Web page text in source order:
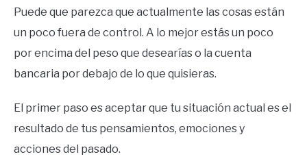
Puede que parezca que actualmente las cosas están
un poco fuera de control. A lo mejor estás un poco
por encima del peso que desearías o la cuenta
bancaria por debajo de lo que quisieras.
El primer paso es aceptar que tu situación actual es el
resultado de tus pensamientos, emociones y
acciones del pasado.